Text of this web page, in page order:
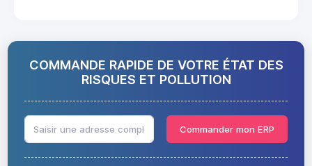
COMMANDE RAPIDE DE VOTRE ÉTAT DES
RISQUES ET POLLUTION
Commander mon ERP